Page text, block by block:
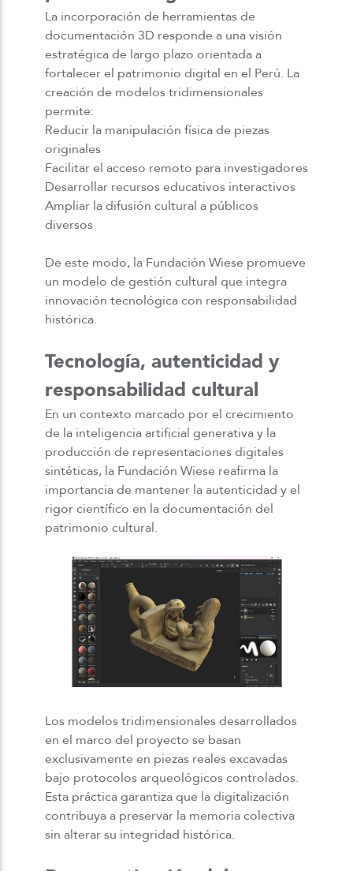
La incorporación de herramientas de
documentación 3D responde a una visión
estratégica de largo plazo orientada a
fortalecer el patrimonio digital en el Perú. La
creación de modelos tridimensionales
permite:
Reducir la manipulación física de piezas
originales
Facilitar el acceso remoto para investigadores
Desarrollar recursos educativos interactivos
Ampliar la difusión cultural a públicos
diversos
De este modo, la Fundación Wiese promueve
un modelo de gestión cultural que integra
innovación tecnológica con responsabilidad
histórica.
Tecnología, autenticidad y
responsabilidad cultural
En un contexto marcado por el crecimiento
de la inteligencia artificial generativa y la
producción de representaciones digitales
sintéticas, la Fundación Wiese reafirma la
importancia de mantener la autenticidad y el
rigor científico en la documentación del
patrimonio cultural.
Los modelos tridimensionales desarrollados
en el marco del proyecto se basan
exclusivamente en piezas reales excavadas
bajo protocolos arqueológicos controlados.
Esta práctica garantiza que la digitalización
contribuya a preservar la memoria colectiva
sin alterar su integridad histórica.